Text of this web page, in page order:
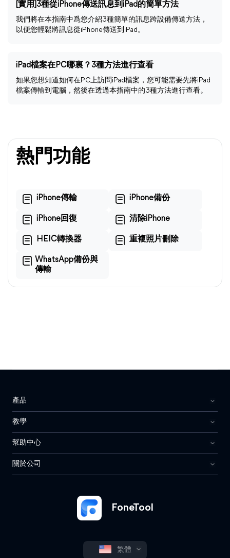
[實用]3種從iPhone傳送訊息到iPad的簡單方法
我們將在本指南中爲您介紹3種簡單的訊息跨設備傳送方法，
以便您輕鬆將訊息從iPhone傳送到iPad。
iPad檔案在PC哪裏？3種方法進行查看
如果您想知道如何在PC上訪問iPad檔案，您可能需要先將iPad
檔案傳輸到電腦，然後在透過本指南中的3種方法進行查看。
熱門功能
iPhone傳輸 iPhone備份
iPhone回復 清除iPhone
HEIC轉換器 重複照片刪除
WhatsApp備份與
傳輸
FoneTool
繁體
產品
教學
幫助中心
關於公司